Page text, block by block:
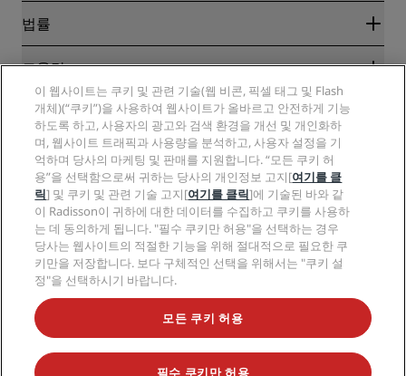
Radisson Hotels APP
Sports Approved 호텔
가족 친화적 호텔
건강 및 안전
Radisson Hotel Group
RHG 채용
EHL 채용
The Club by RHG
성장의 기회
책임감 있는 비즈니스
조달
법률
개인정보 고지
법적 고지
Radisson Rewards 이용 약관
사이트 사용 계약
디지털 접근성
현대판 노예제 선언문
도움말
소비자 경고
연락처
FAQ
사이트맵
소셜 미디어
Radisson Hotels 브랜드
인기 만점의 특가 상품을 놓치지 마세요.
이 웹사이트는 쿠키 및 관련 기술(웹 비콘, 픽셀 태그 및 Flash
개체)(“쿠키”)을 사용하여 웹사이트가 올바르고 안전하게 기능
하도록 하고, 사용자의 광고와 검색 환경을 개선 및 개인화하
며, 웹사이트 트래픽과 사용량을 분석하고, 사용자 설정을 기
억하며 당사의 마케팅 및 판매를 지원합니다. “모든 쿠키 허
용”을 선택함으로써 귀하는 당사의 개인정보 고지[여기를 클
릭] 및 쿠키 및 관련 기술 고지[여기를 클릭]에 기술된 바와 같
이 Radisson이 귀하에 대한 데이터를 수집하고 쿠키를 사용하
는 데 동의하게 됩니다. "필수 쿠키만 허용"을 선택하는 경우
당사는 웹사이트의 적절한 기능을 위해 절대적으로 필요한 쿠
키만을 저장합니다. 보다 구체적인 선택을 위해서는 "쿠키 설
정"을 선택하시기 바랍니다.
모든 쿠키 허용
필수 쿠키만 허용